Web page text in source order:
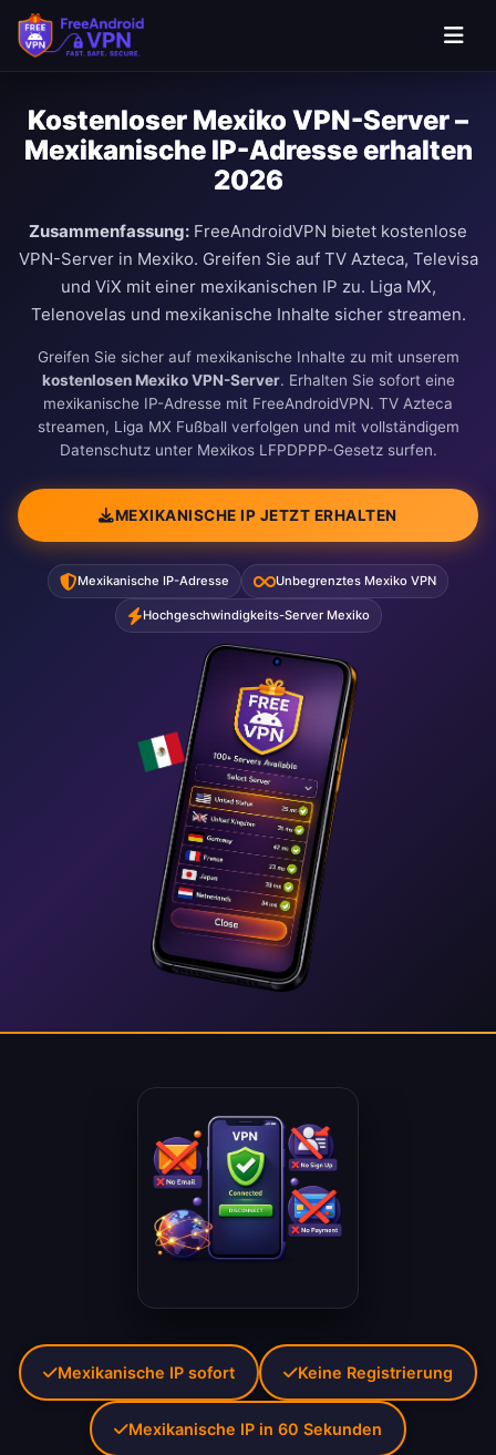
Kostenloser Mexiko VPN-Server –
Mexikanische IP-Adresse erhalten
2026
Zusammenfassung: FreeAndroidVPN bietet kostenlose
VPN-Server in Mexiko. Greifen Sie auf TV Azteca, Televisa
und ViX mit einer mexikanischen IP zu. Liga MX,
Telenovelas und mexikanische Inhalte sicher streamen.
Greifen Sie sicher auf mexikanische Inhalte zu mit unserem
kostenlosen Mexiko VPN-Server. Erhalten Sie sofort eine
mexikanische IP-Adresse mit FreeAndroidVPN. TV Azteca
streamen, Liga MX Fußball verfolgen und mit vollständigem
Datenschutz unter Mexikos LFPDPPP-Gesetz surfen.
MEXIKANISCHE IP JETZT ERHALTEN
Mexikanische IP-Adresse Unbegrenztes Mexiko VPN
Hochgeschwindigkeits-Server Mexiko
Mexikanische IP sofort Keine Registrierung
Mexikanische IP in 60 Sekunden